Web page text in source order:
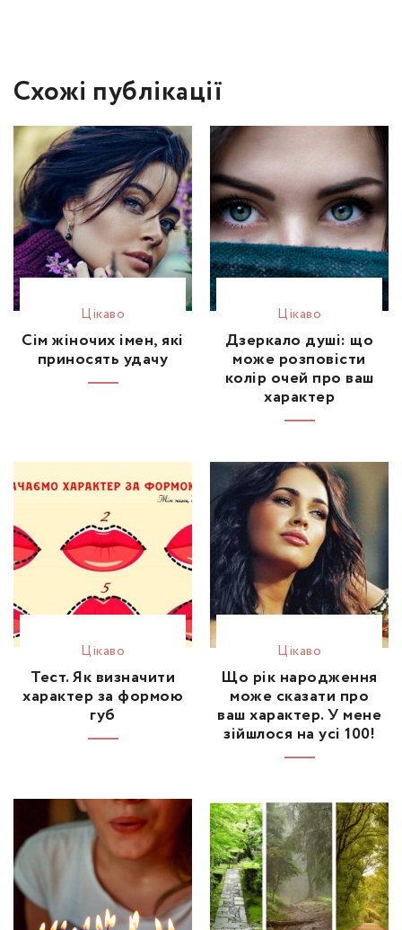
Схожі публікації
Цікаво
Сім жіночих імен, які
приносять удачу
Цікаво
Дзеркало душі: що
може розповісти
колір очей про ваш
характер
Цікаво
Тест. Як визначити
характер за формою
губ
Цікаво
Що рік народження
може сказати про
ваш характер. У мене
зійшлося на усі 100!